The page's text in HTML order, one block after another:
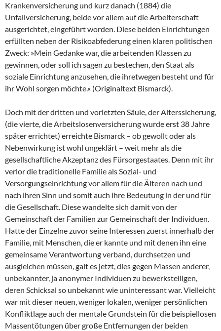
Krankenversicherung und kurz danach (1884) die
Unfallversicherung, beide vor allem auf die Arbeiterschaft
ausgerichtet, eingeführt worden. Diese beiden Einrichtungen
erfüllten neben der Risikoabfederung einen klaren politischen
Zweck: »Mein Gedanke war, die arbeitenden Klassen zu
gewinnen, oder soll ich sagen zu bestechen, den Staat als
soziale Einrichtung anzusehen, die ihretwegen besteht und für
ihr Wohl sorgen möchte.« (Originaltext Bismarck).
Doch mit der dritten und vorletzten Säule, der Alterssicherung,
(die vierte, die Arbeitslosenversicherung wurde erst 38 Jahre
später errichtet) erreichte Bismarck – ob gewollt oder als
Nebenwirkung ist wohl ungeklärt – weit mehr als die
gesellschaftliche Akzeptanz des Fürsorgestaates. Denn mit ihr
verlor die traditionelle Familie als Sozial- und
Versorgungseinrichtung vor allem für die Älteren nach und
nach ihren Sinn und somit auch ihre Bedeutung in der und für
die Gesellschaft. Diese wandelte sich damit von der
Gemeinschaft der Familien zur Gemeinschaft der Individuen.
Hatte der Einzelne zuvor seine Interessen zuerst innerhalb der
Familie, mit Menschen, die er kannte und mit denen ihn eine
gemeinsame Verantwortung verband, durchsetzen und
ausgleichen müssen, galt es jetzt, dies gegen Massen anderer,
unbekannter, ja anonymer Individuen zu bewerkstelligen,
deren Schicksal so unbekannt wie uninteressant war. Vielleicht
war mit dieser neuen, weniger lokalen, weniger persönlichen
Konfliktlage auch der mentale Grundstein für die beispiellosen
Massentötungen über große Entfernungen der beiden